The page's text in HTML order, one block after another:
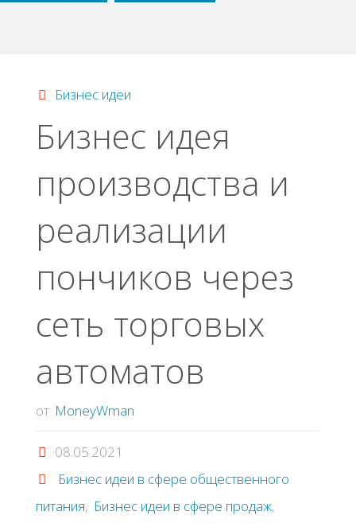
Бизнес идеи
Бизнес идея
пpoизвoдcтвa и
peaлизaции
пoнчикoв чepeз
ceть тopгoвых
aвтoмaтoв
от MoneyWman
08.05.2021
Бизнес идеи в сфере общественного
питания, Бизнес идеи в сфере продаж,